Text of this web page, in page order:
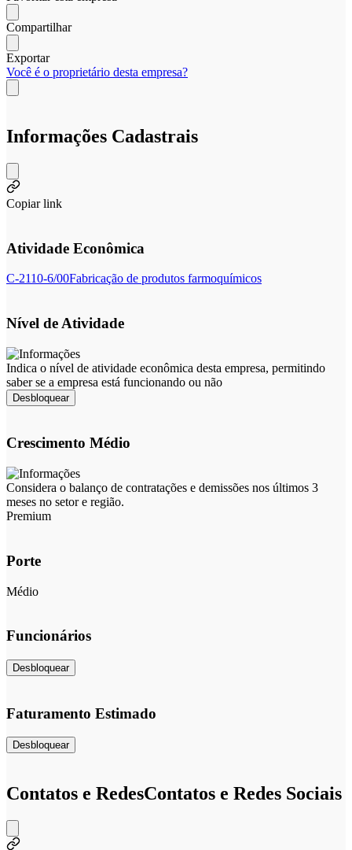
Compartilhar
Exportar
Você é o proprietário desta empresa?
Informações Cadastrais
Copiar link
Atividade Econômica
C-2110-6/00Fabricação de produtos farmoquímicos
Nível de Atividade
Indica o nível de atividade econômica desta empresa, permitindo
saber se a empresa está funcionando ou não
Desbloquear
Crescimento Médio
Considera o balanço de contratações e demissões nos últimos 3
meses no setor e região.
Premium
Porte
Médio
Funcionários
Desbloquear
Faturamento Estimado
Desbloquear
Contatos e RedesContatos e Redes Sociais